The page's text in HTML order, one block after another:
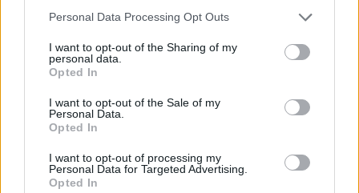
Personal Data Processing Opt Outs
I want to opt-out of the Sharing of my
personal data.
Opted In
I want to opt-out of the Sale of my
Personal Data.
Opted In
I want to opt-out of processing my
Personal Data for Targeted Advertising.
Opted In
εργασία σας σε 9-12 μέρες, ενώ το
αποτέλεσμα της επέμβασης θα διαρκέσει από
8-15 χρόνια.
Συμβουλή
του είδους την ανόρθωση προσώπου είναι τα
45-65 έτη. Ζητούμενο είναι πάντα η ασφάλεια